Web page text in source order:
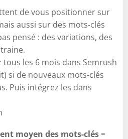
de vous positionner sur
aussi sur des mots-clés
pensé : des variations, des
tous les 6 mois dans Semrush
si de nouveaux mots-clés
Puis intégrez les dans
moyen des mots-clés =